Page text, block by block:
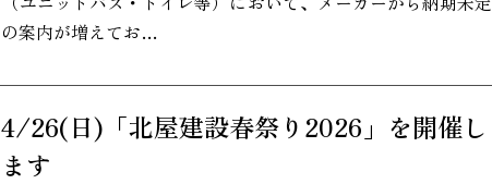
の案内が増えてお…
4/26(日)「北屋建設春祭り2026」を開催し
ます